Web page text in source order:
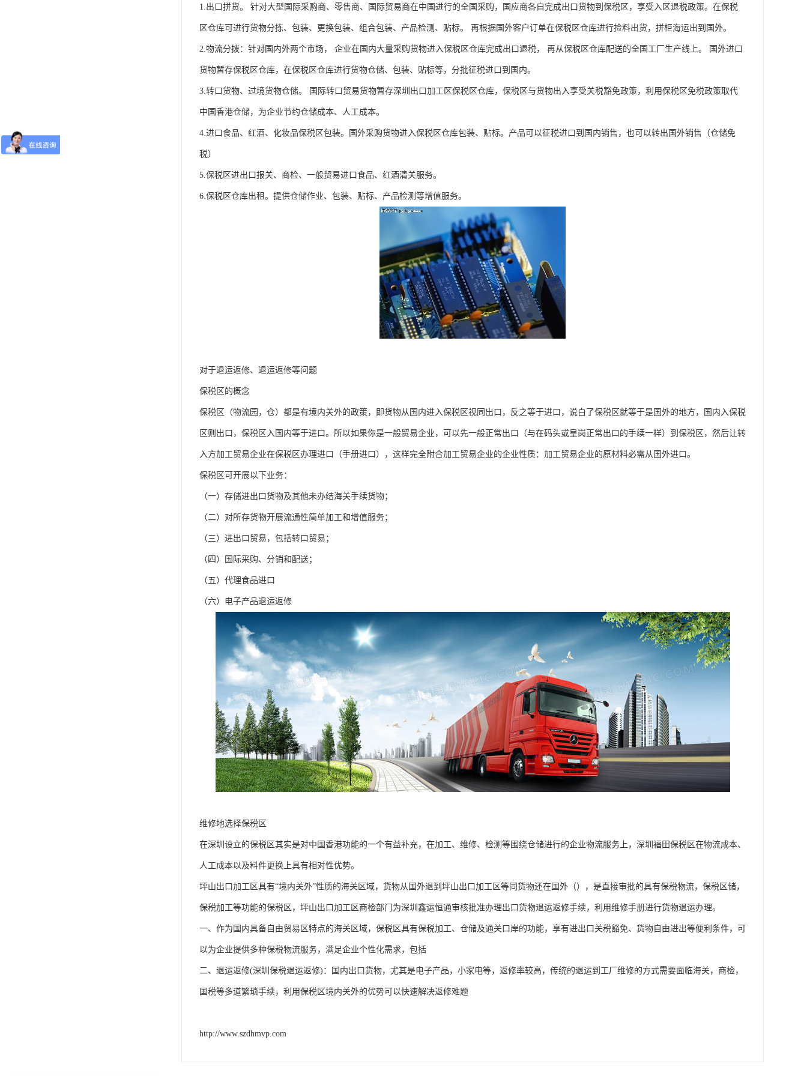
1.出口拼货。 针对大型国际采购商、零售商、国际贸易商在中国进行的全国采购，国应商各自完成出口货物到保税区，享受入区退税政策。在保税
区仓库可进行货物分拣、包装、更换包装、组合包装、产品检测、贴标。 再根据国外客户订单在保税区仓库进行捡料出货，拼柜海运出到国外。
2.物流分拨：针对国内外两个市场， 企业在国内大量采购货物进入保税区仓库完成出口退税， 再从保税区仓库配送的全国工厂生产线上。 国外进口
货物暂存保税区仓库，在保税区仓库进行货物仓储、包装、贴标等，分批征税进口到国内。
3.转口货物、过境货物仓储。 国际转口贸易货物暂存深圳出口加工区保税区仓库，保税区与货物出入享受关税豁免政策，利用保税区免税政策取代
中国香港仓储，为企业节约仓储成本、人工成本。
4.进口食品、红酒、化妆品保税区包装。国外采购货物进入保税区仓库包装、贴标。产品可以征税进口到国内销售，也可以转出国外销售（仓储免
税）
5.保税区进出口报关、商检、一般贸易进口食品、红酒清关服务。
6.保税区仓库出租。提供仓储作业、包装、贴标、产品检测等增值服务。
对于退运返修、退运返修等问题
保税区的概念
保税区（物流园，仓）都是有境内关外的政策，即货物从国内进入保税区视同出口，反之等于进口，说白了保税区就等于是国外的地方，国内入保税
区则出口，保税区入国内等于进口。所以如果你是一般贸易企业，可以先一般正常出口（与在码头或皇岗正常出口的手续一样）到保税区，然后让转
入方加工贸易企业在保税区办理进口（手册进口），这样完全附合加工贸易企业的企业性质：加工贸易企业的原材料必需从国外进口。
保税区可开展以下业务：
（一）存储进出口货物及其他未办结海关手续货物；
（二）对所存货物开展流通性简单加工和增值服务；
（三）进出口贸易，包括转口贸易；
（四）国际采购、分销和配送；
（五）代理食品进口
（六）电子产品退运返修
维修地选择保税区
在深圳设立的保税区其实是对中国香港功能的一个有益补充，在加工、维修、检测等围绕仓储进行的企业物流服务上，深圳福田保税区在物流成本、
人工成本以及料件更换上具有相对性优势。
坪山出口加工区具有“境内关外”性质的海关区域，货物从国外退到坪山出口加工区等同货物还在国外（），是直接审批的具有保税物流，保税区储，
保税加工等功能的保税区，坪山出口加工区商检部门为深圳鑫运恒通审核批准办理出口货物退运返修手续，利用维修手册进行货物退运办理。
一、作为国内具备自由贸易区特点的海关区域，保税区具有保税加工、仓储及通关口岸的功能，享有进出口关税豁免、货物自由进出等便利条件，可
以为企业提供多种保税物流服务，满足企业个性化需求，包括
二、退运返修(深圳保税退运返修)：国内出口货物，尤其是电子产品，小家电等，返修率较高，传统的退运到工厂维修的方式需要面临海关，商检，
国税等多道繁琐手续，利用保税区境内关外的优势可以快速解决返修难题
http://www.szdhmvp.com